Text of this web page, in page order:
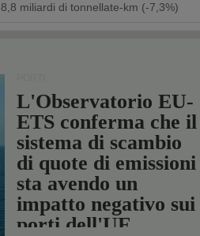
8,8 miliardi di tonnellate-km (-7,3%)
L'Observatorio EU-
ETS conferma che il
sistema di scambio
di quote di emissioni
sta avendo un
impatto negativo sui
porti dell'UE